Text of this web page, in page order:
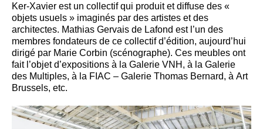
Ker-Xavier est un collectif qui produit et diffuse des «
objets usuels » imaginés par des artistes et des
architectes. Mathias Gervais de Lafond est l’un des
membres fondateurs de ce collectif d’édition, aujourd’hui
dirigé par Marie Corbin (scénographe). Ces meubles ont
fait l’objet d’expositions à la Galerie VNH, à la Galerie
des Multiples, à la FIAC – Galerie Thomas Bernard, à Art
Brussels, etc.